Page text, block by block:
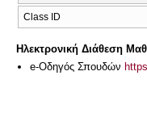
Class ID
Ηλεκτρονική Διάθεση
e-Οδηγός Σπουδών